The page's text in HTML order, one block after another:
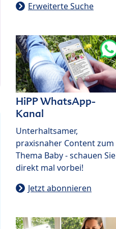
Erweiterte Suche
HiPP WhatsApp-
Kanal
Unterhaltsamer,
praxisnaher Content zum
Thema Baby - schauen Sie
direkt mal vorbei!
Jetzt abonnieren